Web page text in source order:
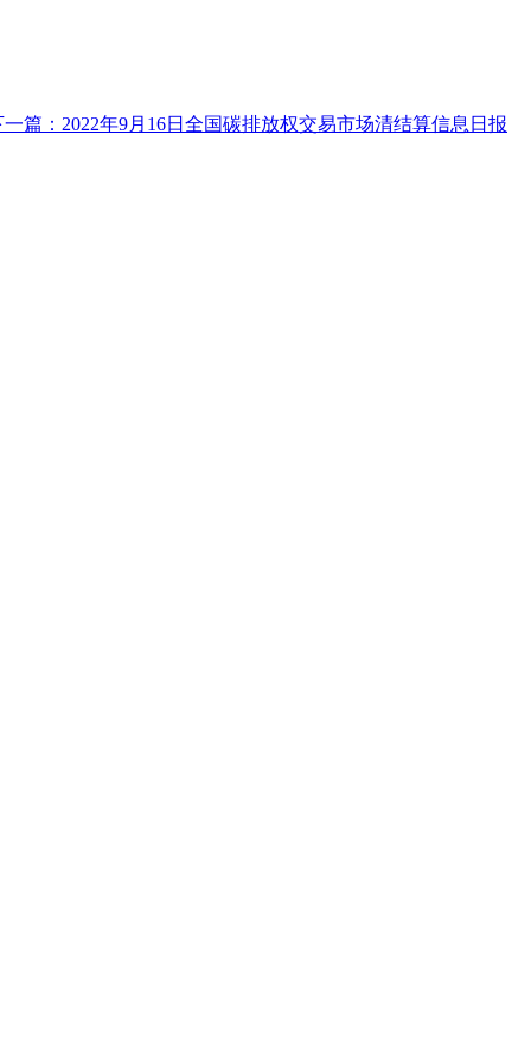
一篇：2022年9月16日全国碳排放权交易市场清结算信息日报